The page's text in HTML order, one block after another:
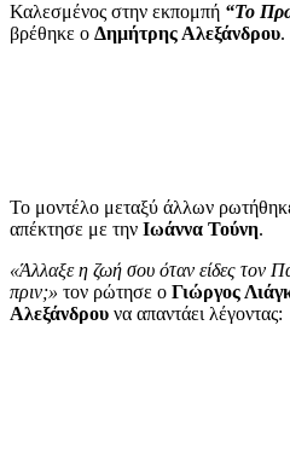
Καλεσμένος στην εκπομπή “Το
βρέθηκε ο Δημήτρης Αλεξάνδρου.
Το μοντέλο μεταξύ άλλων
απέκτησε με την Ιωάννα Τούνη.
«Άλλαξε η ζωή σου όταν είδες τον
πριν;» τον ρώτησε ο Γιώργος
Αλεξάνδρου να απαντάει λέγοντας: